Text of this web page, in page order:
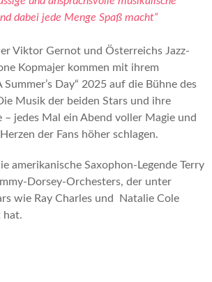
dabei jede Menge Spaß macht“
Viktor Gernot und Österreichs Jazz-
Kopmajer kommen mit ihrem
Summer’s Day“ 2025 auf die Bühne des
Musik der beiden Stars und ihre
– jedes Mal ein Abend voller Magie und
der Fans höher schlagen.
amerikanische Saxophon-Legende Terry
Dorsey-Orchesters, der unter
wie Ray Charles und Natalie Cole
hat.